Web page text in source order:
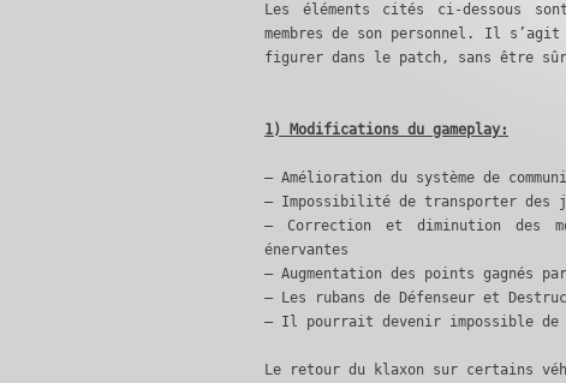
Les éléments cités ci-dessous
membres de son personnel. Il
figurer dans le patch, sans être
1) Modifications du gameplay:
– Amélioration du système de
– Impossibilité de transporter des
– Correction et diminution des
énervantes
– Augmentation des points gagnés
– Les rubans de Défenseur et
– Il pourrait devenir impossible de
Le retour du klaxon sur certains